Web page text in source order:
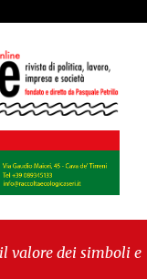
dei simboli e la